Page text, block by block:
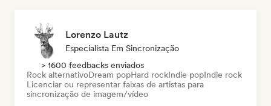
Lorenzo Lautz
Especialista Em Sincronização
> 1600 feedbacks enviados
Rock alternativoDream popHard rockIndie popIndie rock
Licenciar ou representar faixas de artistas para
sincronização de imagem/vídeo